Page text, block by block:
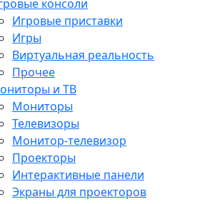
консоли
Игровые приставки
Игры
Виртуальная реальность
Прочее
и ТВ
Мониторы
Телевизоры
Монитор-телевизор
Проекторы
Интерактивные панели
Экраны для проекторов